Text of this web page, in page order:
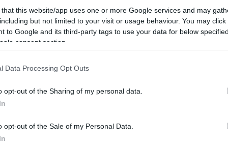
that this website/app uses one or more Google services and may
but not limited to your visit or usage behaviour. You may
to Google and its third-party tags to use your data for below
consent section.
Data Processing Opt Outs
opt-out of the Sharing of my personal data.
opt-out of the Sale of my Personal Data.
όσων πραγματικά δικαιούνται άσυλο και τη
ασφάλειας και της κοινωνικής συνοχής.
Προτεραιότητα η αυστηρή
και Ασύλου Θάνος Πλεύρης, από την
τον Ιούλιο του 2025, έθεσε ως βασική
εφαρμογή του θεσμικού πλαισίου. Στο πλαίσιο